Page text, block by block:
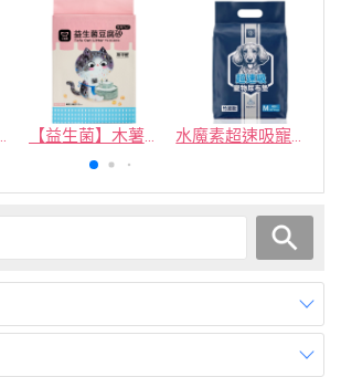
無味【4包100】 【益生菌】木薯豆腐砂/豆腐砂 (1包最低$119起)抽貓砂機 水魔素超速吸寵物尿布墊買1送1